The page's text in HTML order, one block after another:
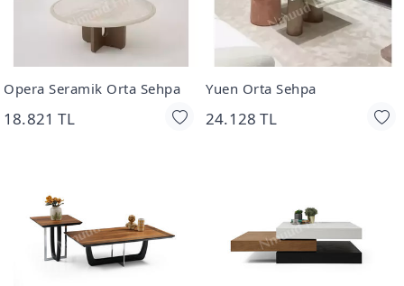
Opera Seramik Orta Sehpa
18.821 TL
Yuen Orta Sehpa
24.128 TL